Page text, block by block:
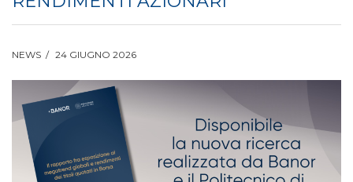
NEWS 24 GIUGNO 2026